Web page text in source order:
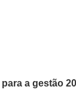
a gestão